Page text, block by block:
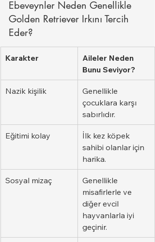
Ebeveynler Neden Genellikle
Golden Retriever Irkını Tercih
Eder?
Karakter
Aileler Neden
Bunu Seviyor?
Nazik kişilik
Genellikle
çocuklara karşı
sabırlıdır.
Eğitimi kolay
İlk kez köpek
sahibi olanlar için
harika.
Sosyal mizaç
Genellikle
misafirlerle ve
diğer evcil
hayvanlarla iyi
geçinir.